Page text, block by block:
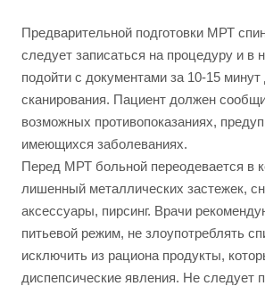
Предварительной подготовки МРТ
следует записаться на процедуру и в
подойти с документами за 10-15
сканирования. Пациент должен
возможных противопоказаниях,
имеющихся заболеваниях.
Перед МРТ больной переодевается в
лишенный металлических застежек,
аксессуары, пирсинг. Врачи
питьевой режим, не злоупотреблять
исключить из рациона продукты,
диспепсические явления. Не следует